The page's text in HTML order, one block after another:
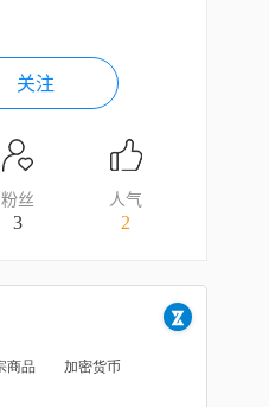
关注
粉丝
3
人气
2